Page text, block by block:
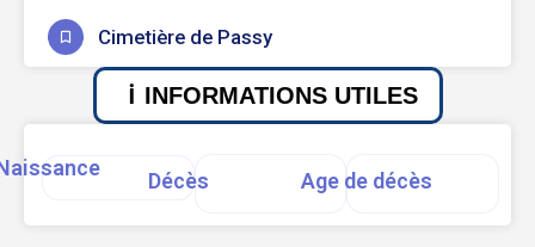
Cimetière de Passy
INFORMATIONS UTILES
Décès Age de décès